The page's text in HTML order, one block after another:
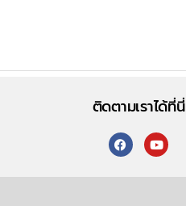
ติดตามเราได้ที่นี่